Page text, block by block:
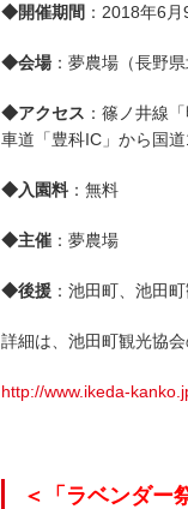
◆開催期間 ：2018年6
◆会場：夢農場（長野
◆アクセス ：篠ノ井線
車道「豊科IC」から国
◆入園料 ：無料
◆主催 ：夢農場
◆後援 ：池田町、池田
詳細は、池田町観光協会
http://www.ikeda-
＜「ラベンダー